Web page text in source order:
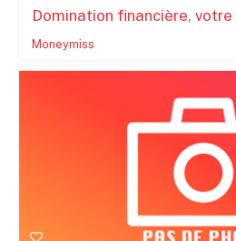
Domination financière,
Moneymiss